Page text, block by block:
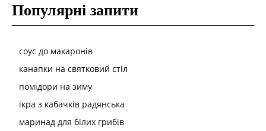
Популярні запити
соус до макаронів
канапки на святковий стіл
помідори на зиму
ікра з кабачків радянська
маринад для білих грибів